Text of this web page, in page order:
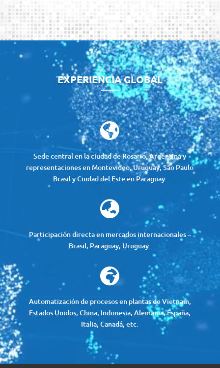
Reproductor
EXPERIENCIA GLOBAL

Sede central en la ciudad de Rosario, Argentina y
representaciones en Montevideo, Uruguay, São Paulo
Brasil y Ciudad del Este en Paraguay.

Participación directa en mercados internacionales –
Brasil, Paraguay, Uruguay.

Automatización de procesos en plantas de Vietnam,
Estados Unidos, China, Indonesia, Alemania, España,
Italia, Canadá, etc.